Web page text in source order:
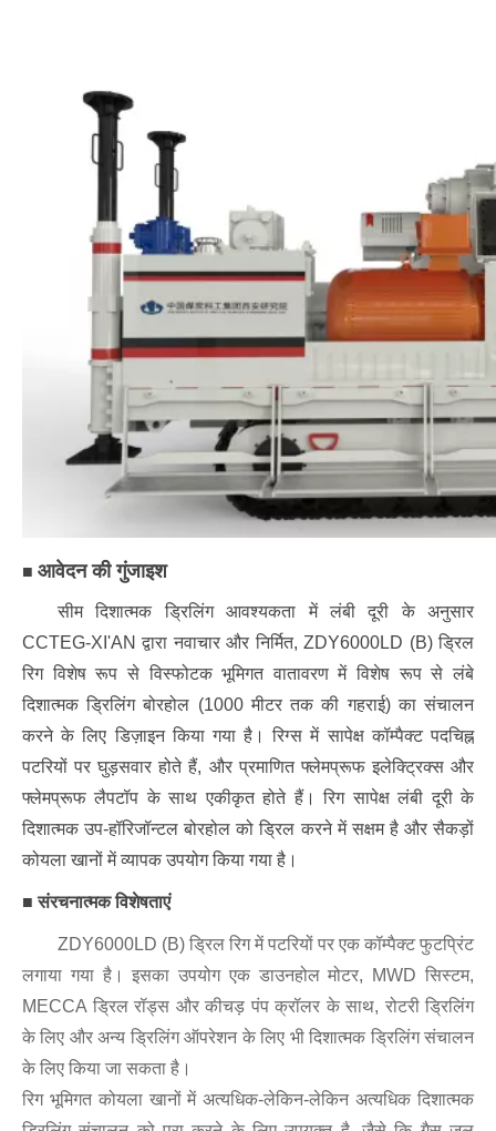
■ आवेदन की गुंजाइश
सीम दिशात्मक ड्रिलिंग आवश्यकता में लंबी दूरी के अनुसार
CCTEG-XI'AN द्वारा नवाचार और निर्मित, ZDY6000LD (B) ड्रिल
रिग विशेष रूप से विस्फोटक भूमिगत वातावरण में विशेष रूप से लंबे
दिशात्मक ड्रिलिंग बोरहोल (1000 मीटर तक की गहराई) का संचालन
करने के लिए डिज़ाइन किया गया है। रिग्स में सापेक्ष कॉम्पैक्ट पदचिह्न
पटरियों पर घुड़सवार होते हैं, और प्रमाणित फ्लेमप्रूफ इलेक्ट्रिक्स और
फ्लेमप्रूफ लैपटॉप के साथ एकीकृत होते हैं। रिग सापेक्ष लंबी दूरी के
दिशात्मक उप-हॉरिजॉन्टल बोरहोल को ड्रिल करने में सक्षम है और सैकड़ों
कोयला खानों में व्यापक उपयोग किया गया है।
■संरचनात्मक विशेषताएं
ZDY6000LD (B) ड्रिल रिग में पटरियों पर एक कॉम्पैक्ट फुटप्रिंट
लगाया गया है। इसका उपयोग एक डाउनहोल मोटर, MWD सिस्टम,
MECCA ड्रिल रॉड्स और कीचड़ पंप क्रॉलर के साथ, रोटरी ड्रिलिंग
के लिए और अन्य ड्रिलिंग ऑपरेशन के लिए भी दिशात्मक ड्रिलिंग संचालन
के लिए किया जा सकता है।
रिग भूमिगत कोयला खानों में अत्यधिक-लेकिन-लेकिन अत्यधिक दिशात्मक